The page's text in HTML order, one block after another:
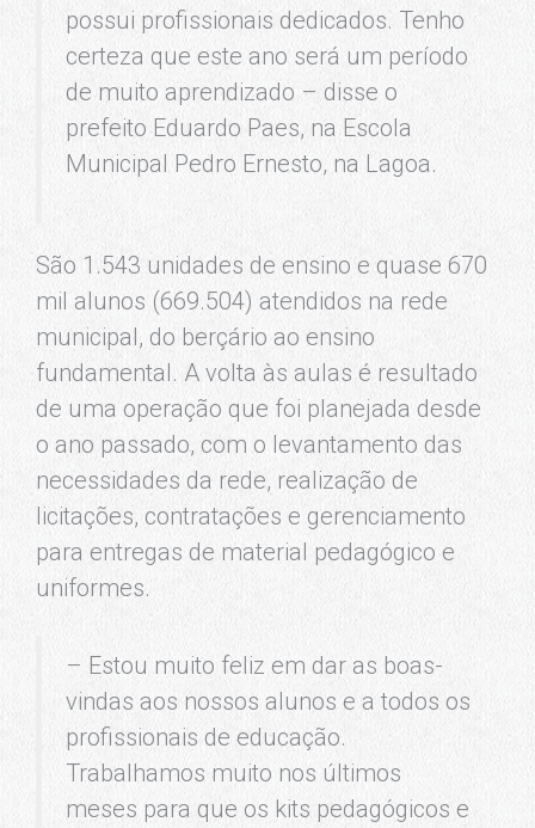
possui profissionais dedicados. Tenho
certeza que este ano será um período
de muito aprendizado – disse o
prefeito Eduardo Paes, na Escola
Municipal Pedro Ernesto, na Lagoa.
São 1.543 unidades de ensino e quase 670
mil alunos (669.504) atendidos na rede
municipal, do berçário ao ensino
fundamental. A volta às aulas é resultado
de uma operação que foi planejada desde
o ano passado, com o levantamento das
necessidades da rede, realização de
licitações, contratações e gerenciamento
para entregas de material pedagógico e
uniformes.
– Estou muito feliz em dar as boas-
vindas aos nossos alunos e a todos os
profissionais de educação.
Trabalhamos muito nos últimos
meses para que os kits pedagógicos e